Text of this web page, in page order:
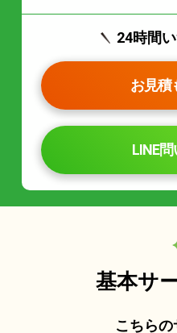
24時間
お見積
LINE
基本サ
こちら